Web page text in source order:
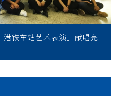
港铁车站艺术表演」献唱完